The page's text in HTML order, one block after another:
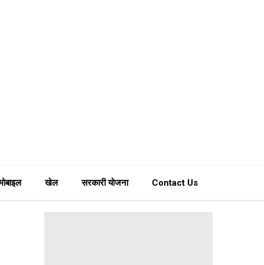
खेल सरकारी योजना Contact Us